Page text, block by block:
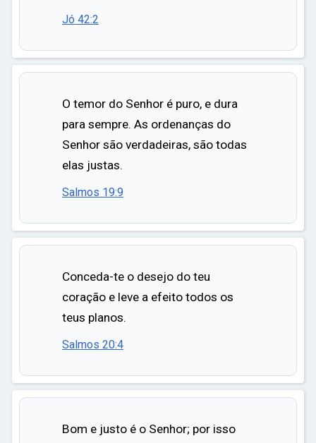
Jó 42:2
O temor do Senhor é puro, e dura
para sempre. As ordenanças do
Senhor são verdadeiras, são todas
elas justas.
Salmos 19:9
Conceda-te o desejo do teu
coração e leve a efeito todos os
teus planos.
Salmos 20:4
Bom e justo é o Senhor; por isso